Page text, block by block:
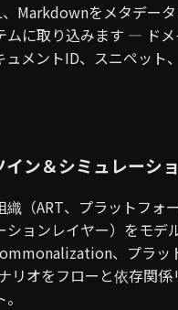
Markdownをメタデー
ムに取り込みます — ド
ュメントID、スニペット
イン＆シミュレーシ
（ART、プラットフォ
ションレイヤー）をモデ
、プラッ
リオをフローと依存関